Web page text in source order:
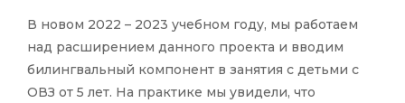
В новом 2022 – 2023 учебном году, мы работаем
над расширением данного проекта и вводим
билингвальный компонент в занятия с детьми с
ОВЗ от 5 лет. На практике мы увидели, что